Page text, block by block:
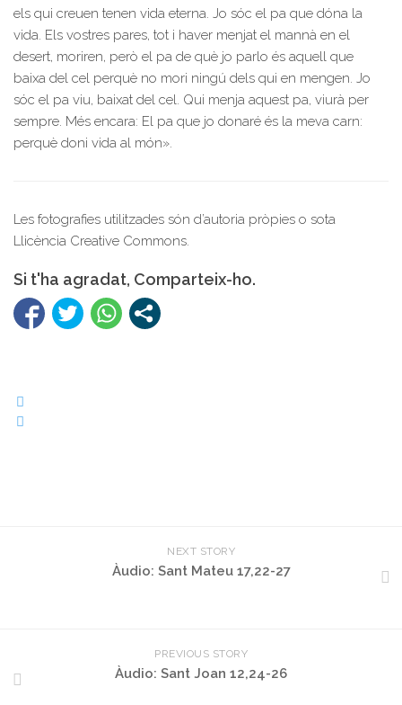
els qui creuen tenen vida eterna. Jo sóc el pa que dóna la
vida. Els vostres pares, tot i haver menjat el mannà en el
desert, moriren, però el pa de què jo parlo és aquell que
baixa del cel perquè no mori ningú dels qui en mengen. Jo
sóc el pa viu, baixat del cel. Qui menja aquest pa, viurà per
sempre. Més encara: El pa que jo donaré és la meva carn:
perquè doni vida al món».
Les fotografies utilitzades són d’autoria pròpies o sota
Llicència Creative Commons.
Si t'ha agradat, Comparteix-ho.
NEXT STORY
Àudio: Sant Mateu 17,22-27
PREVIOUS STORY
Àudio: Sant Joan 12,24-26